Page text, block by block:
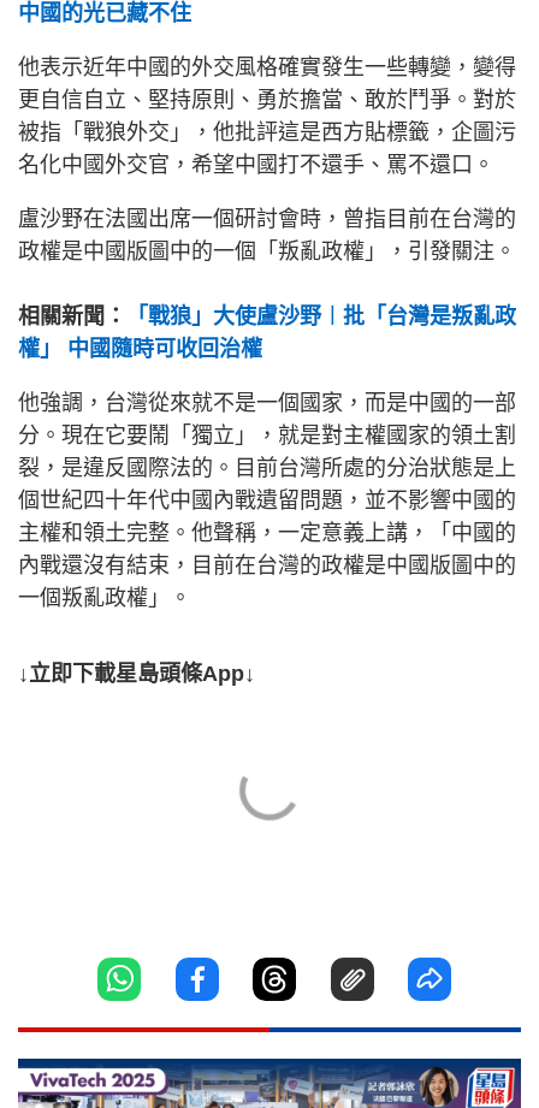
中國的光已藏不住
他表示近年中國的外交風格確實發生一些轉變，變得
更自信自立、堅持原則、勇於擔當、敢於鬥爭。對於
被指「戰狼外交」，他批評這是西方貼標籤，企圖污
名化中國外交官，希望中國打不還手、罵不還口。
盧沙野在法國出席一個研討會時，曾指目前在台灣的
政權是中國版圖中的一個「叛亂政權」，引發關注。
相關新聞：
「戰狼」大使盧沙野︱批「台灣是叛亂政
權」 中國隨時可收回治權
他強調，台灣從來就不是一個國家，而是中國的一部
分。現在它要鬧「獨立」，就是對主權國家的領土割
裂，是違反國際法的。目前台灣所處的分治狀態是上
個世紀四十年代中國內戰遺留問題，並不影響中國的
主權和領土完整。他聲稱，一定意義上講，「中國的
內戰還沒有結束，目前在台灣的政權是中國版圖中的
一個叛亂政權」。
↓立即下載星島頭條App↓